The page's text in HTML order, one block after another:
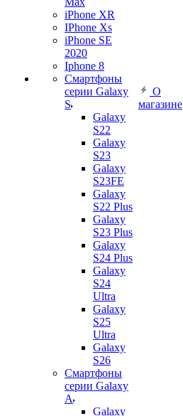
iPhone XR
IPhone Xs
iPhone SE
2020
Iphone 8
Смартфоны
серии Galaxy
S
Galaxy
S22
Galaxy
S23
Galaxy
S23FE
Galaxy
S22 Plus
Galaxy
S23 Plus
Galaxy
S24 Plus
Galaxy
S24
Ultra
Galaxy
S25
Ultra
Galaxy
S26
Смартфоны
серии Galaxy
A
Galaxy
О
магазине